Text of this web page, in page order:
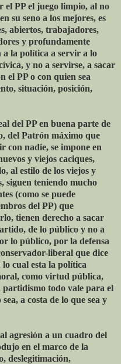
el PP el juego limpio, al no
su seno a los mejores, es
abiertos, trabajadores,
y profundamente
la política a servir a lo
y no a servirse, a sacar
el PP o con quien sea
situación, posición,
del PP en buena parte de
del Patrón máximo que
con nadie, se impone en
y viejos caciques,
al estilo de los viejos y
siguen teniendo mucho
(como se puede
del PP) que
tienen derecho a sacar
de lo público y no a
lo público, por la defensa
liberal que dice
cual esta la política
como virtud pública,
todo vale para el
a costa de lo que sea y
agresión a un cuadro del
en el marco de la
deslegitimación,